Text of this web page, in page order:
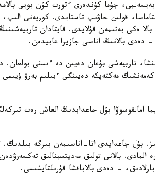
جۇما كۇندەرى ءتورت كۇن بويى
قولىن جاۋىپ تاستايدى. كورپەنى
ەكى بەتىمەن قۇلايدى. قايتادان
دەدى بالانىڭ اناسى جازيرا عابيدەن.
تاربيەشى بۇعان دەيىن دە ءىستى بولعان.
مەكتەپكە دەيىنگى ءبىلىم بەرۋ
امانقوسوۆا بۇل جاعدايدىڭ العاش رەت
بۇل جاعدايدى اتا-اناسىمەن بىرگە بىلدىك.
المادى. بالانى تولىق مەديتسينالىق
- دەدى بالاباقشا قۇرىلتايشىسى.